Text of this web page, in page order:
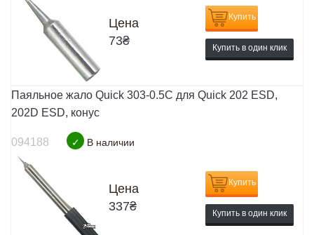
Цена
73₴
Купить
Купить в один клик
Паяльное жало Quick 303-0.5C для Quick 202 ESD,
202D ESD, конус
094188 ✓ В наличии
Цена
337₴
Купить
Купить в один клик